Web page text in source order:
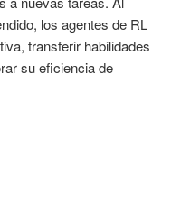
los agentes de RL
transferir habilidades
su eficiencia de